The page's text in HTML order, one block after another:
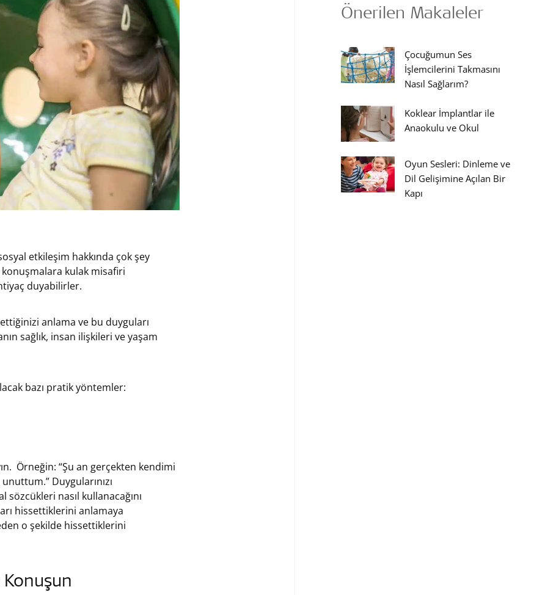
etkileşim hakkında çok şey
kulak misafiri
duyabilirler.
anlama ve bu duyguları
sağlık, insan ilişkileri ve yaşam
bazı pratik yöntemler:
Örneğin: “Şu an gerçekten kendimi
Duygularınızı
sözcükleri nasıl kullanacağını
hissettiklerini anlamaya
o şekilde hissettiklerini
Konuşun
Önerilen Makaleler
Çocuğumun Ses
İşlemcilerini Takmasını
Nasıl Sağlarım?
Koklear İmplantlar ile
Anaokulu ve Okul
Oyun Sesleri: Dinleme ve
Dil Gelişimine Açılan Bir
Kapı